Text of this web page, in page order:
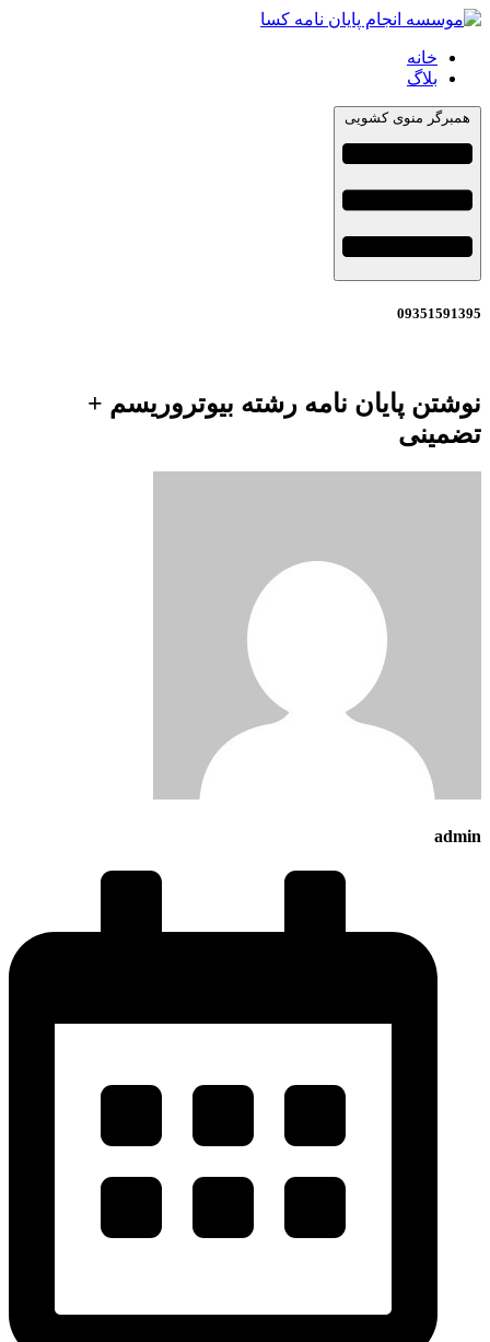
خانه
بلاگ
همبرگر منوی کشویی
09351591395
نوشتن پایان نامه رشته بیوتروریسم +
تضمینی
admin